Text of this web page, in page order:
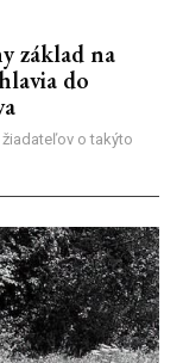
základ na
do
o takýto